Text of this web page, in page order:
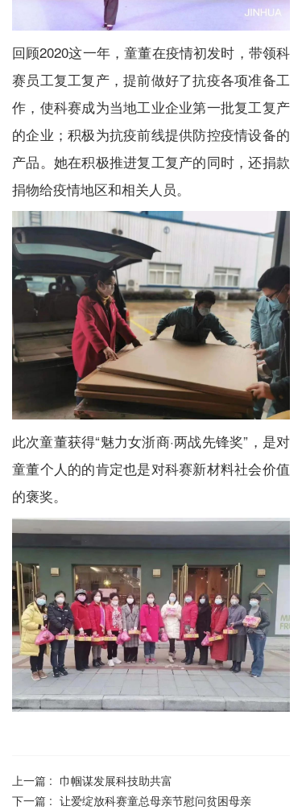
回顾2020这一年，童董在疫情初发时，带领科
赛员工复工复产，提前做好了抗疫各项准备工
作，使科赛成为当地工业企业第一批复工复产
的企业；积极为抗疫前线提供防控疫情设备的
产品。她在积极推进复工复产的同时，还捐款
捐物给疫情地区和相关人员。
此次童董获得“魅力女浙商·两战先锋奖”，是对
童董个人的的肯定也是对科赛新材料社会价值
的褒奖。
上一篇 : 巾帼谋发展科技助共富
下一篇 : 让爱绽放科赛童总母亲节慰问贫困母亲